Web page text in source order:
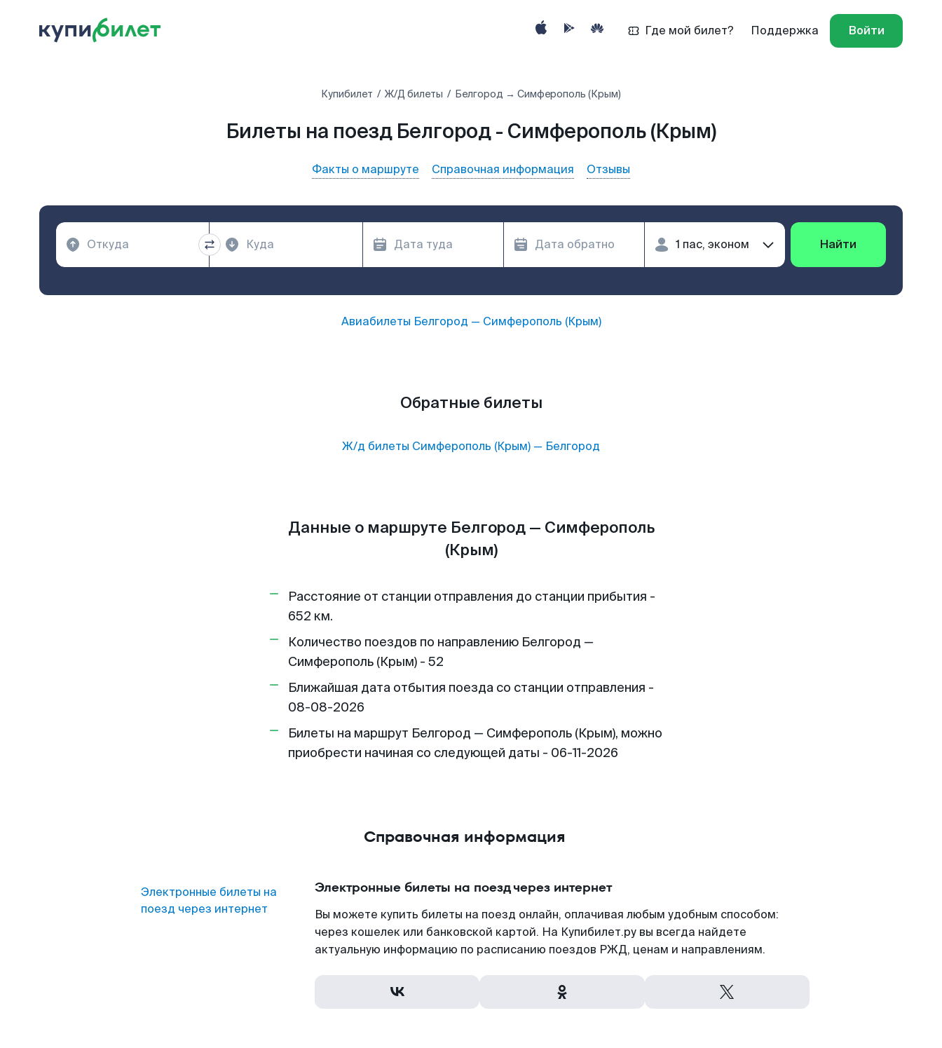
Где мой билет? Поддержка Войти
Купибилет Ж/Д билеты Белгород → Симферополь (Крым)
Билеты на поезд Белгород - Симферополь (Крым)
Факты о маршруте Справочная информация Отзывы
Найти
Авиабилеты Белгород — Симферополь (Крым)
Обратные билеты
Ж/д билеты Симферополь (Крым) — Белгород
Данные о маршруте Белгород — Симферополь
(Крым)
Расстояние от станции отправления до станции прибытия -
652 км.
Количество поездов по направлению Белгород —
Симферополь (Крым) - 52
Ближайшая дата отбытия поезда со станции отправления -
08-08-2026
Билеты на маршрут Белгород — Симферополь (Крым), можно
приобрести начиная со следующей даты - 06-11-2026
Справочная информация
Электронные билеты на
поезд через интернет
Электронные билеты на поезд через интернет
Вы можете купить билеты на поезд онлайн, оплачивая любым удобным способом:
через кошелек или банковской картой. На Купибилет.ру вы всегда найдете
актуальную информацию по расписанию поездов РЖД, ценам и направлениям.